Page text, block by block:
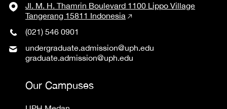
Jl. M. H. Thamrin Boulevard 1100 Lippo Village
Tangerang 15811 Indonesia
(021) 546 0901
undergraduate.admission@uph.edu
graduate.admission@uph.edu
Our Campuses